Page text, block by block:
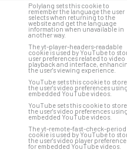
Polylang sets this cookie to
remember the language the user
selects when returning to the
website and get the language
information when unavailable in
another way.
The yt-player-headers-readable
cookie is used by YouTube to
user preferences related to video
playback and interface,
the user's viewing experience.
YouTube sets this cookie to store
the user's video preferences
embedded YouTube videos.
YouTube sets this cookie to store
the user's video preferences
embedded YouTube videos.
The yt-remote-fast-check-period
cookie is used by YouTube to
the user's video player
for embedded YouTube videos.